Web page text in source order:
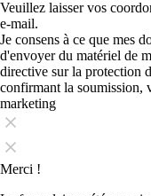
Veuillez laisser vos
e-mail.
Je consens à ce que mes
d'envoyer du matériel de
directive sur la protection
confirmant la soumission,
marketing
Merci !